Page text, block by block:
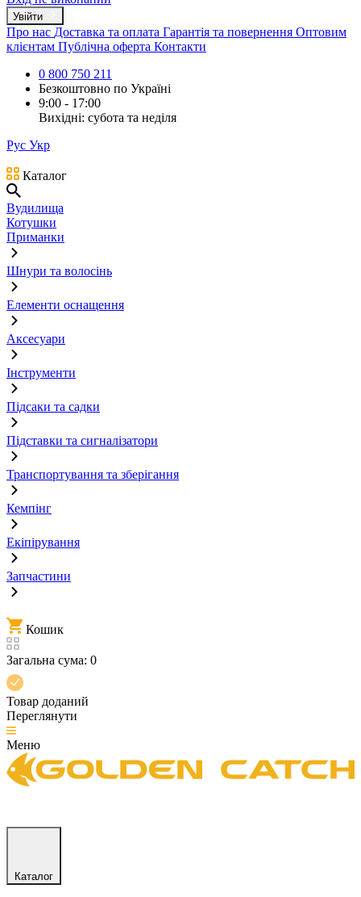
Увійти
Про нас Доставка та оплата Гарантія та повернення Оптовим
клієнтам Публічна оферта Контакти
0 800 750 211
Безкоштовно по Україні
9:00 - 17:00
Вихідні: субота та неділя
Рус Укр
Каталог
Вудилища
Котушки
Приманки
Шнури та волосінь
Елементи оснащення
Аксесуари
Інструменти
Підсаки та садки
Підставки та сигналізатори
Транспортування та зберігання
Кемпінг
Екіпірування
Запчастини
Кошик
Загальна сума: 0
Товар доданий
Переглянути
Меню
Каталог